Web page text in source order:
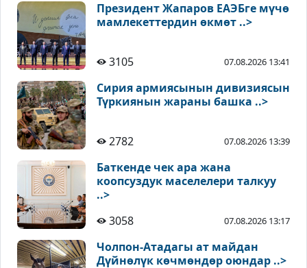
Президент Жапаров ЕАЭБге мүчө
мамлекеттердин өкмөт ..>
3105 07.08.2026 13:41
Сирия армиясынын дивизиясын
Түркиянын жараны башка ..>
2782 07.08.2026 13:39
Баткенде чек ара жана
коопсуздук маселелери талкуу
..>
3058
07.08.2026 13:17
Чолпон-Атадагы ат майдан
Дүйнөлүк көчмөндөр оюндар ..>